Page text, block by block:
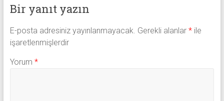
Bir yanıt yazın
E-posta adresiniz yayınlanmayacak. Gerekli alanlar *ile
işaretlenmişlerdir
Yorum *